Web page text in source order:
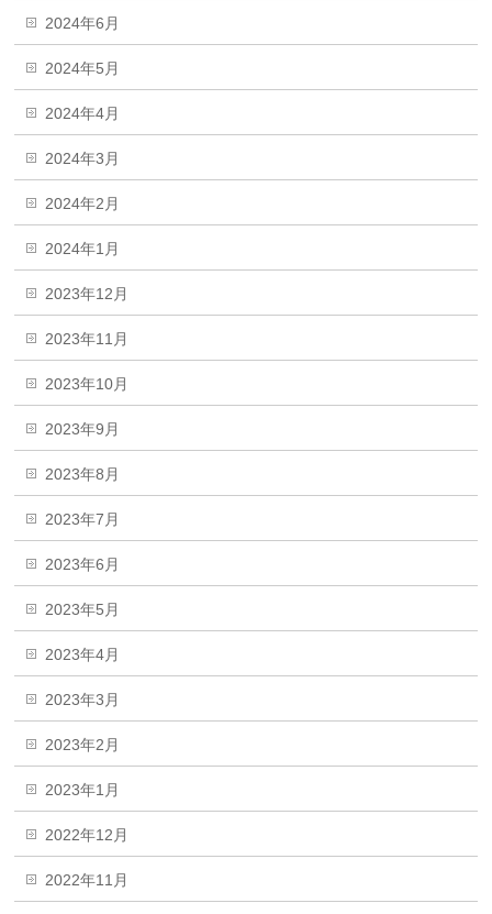
2024年6月
2024年5月
2024年4月
2024年3月
2024年2月
2024年1月
2023年12月
2023年11月
2023年10月
2023年9月
2023年8月
2023年7月
2023年6月
2023年5月
2023年4月
2023年3月
2023年2月
2023年1月
2022年12月
2022年11月